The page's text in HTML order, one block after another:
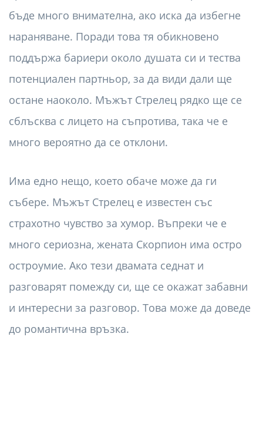
бъде много внимателна, ако иска да избегне
нараняване. Поради това тя обикновено
поддържа бариери около душата си и тества
потенциален партньор, за да види дали ще
остане наоколо. Мъжът Стрелец рядко ще се
сблъсква с лицето на съпротива, така че е
много вероятно да се отклони.
Има едно нещо, което обаче може да ги
събере. Мъжът Стрелец е известен със
страхотно чувство за хумор. Въпреки че е
много сериозна, жената Скорпион има остро
остроумие. Ако тези двамата седнат и
разговарят помежду си, ще се окажат забавни
и интересни за разговор. Това може да доведе
до романтична връзка.